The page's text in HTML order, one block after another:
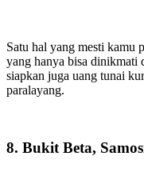
Satu hal yang mesti kamu
yang hanya bisa dinikmati
siapkan juga uang tunai
paralayang.
8. Bukit Beta,